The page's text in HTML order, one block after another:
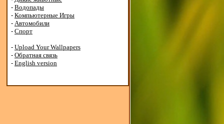
- Водопады
- Компьютерные Игры
- Автомобили
- Спорт
- Upload Your Wallpapers
- Обратная связь
- English version